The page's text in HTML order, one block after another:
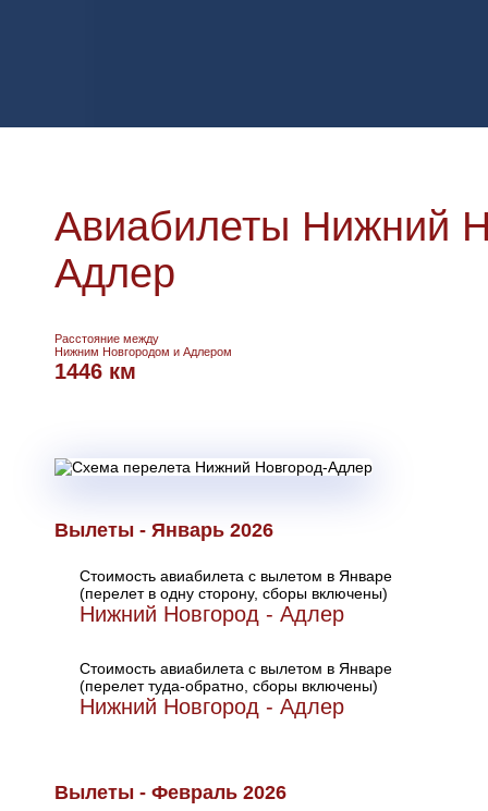
Авиабилеты Нижний
Адлер
Расстояние между
Нижним Новгородом и Адлером
1446 км
Вылеты - Январь 2026
Стоимость авиабилета с вылетом в Январе
(перелет в одну сторону, сборы включены)
Нижний Новгород - Адлер
Стоимость авиабилета с вылетом в Январе
(перелет туда-обратно, сборы включены)
Нижний Новгород - Адлер
Вылеты - Февраль 2026